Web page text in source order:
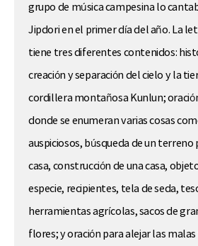
grupo de música campesina lo
Jipdori en el primer día del año. La
tiene tres diferentes contenidos:
creación y separación del cielo y la
cordillera montañosa Kunlun;
donde se enumeran varias cosas
auspiciosos, búsqueda de un terreno
casa, construcción de una casa,
especie, recipientes, tela de seda,
herramientas agrícolas, sacos de
flores; y oración para alejar las malas